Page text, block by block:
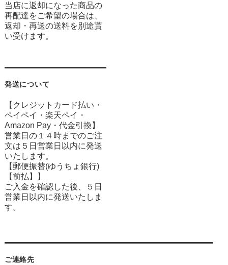
当店に返却になった商品の
再配達をご希望の場合は、
返却・再送の送料を別途貰
い受けます。
発送について
【クレジットカード払い・
ペイペイ・楽天ペイ・
Amazon Pay・ 代金引換】
営業日の１４時までのご注
文は５日営業日以内に発送
いたします。
【郵便振替(ゆうちょ銀行)
【前払】】
ご入金を確認した後、５日
営業日以内に発送いたしま
す。
ご連絡先